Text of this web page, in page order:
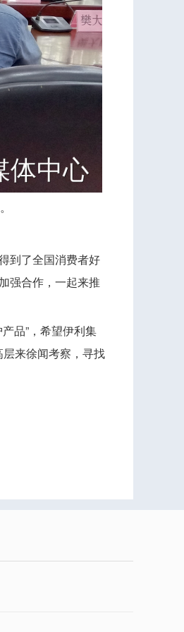
到了全国消费者好
强合作，一起来推
品”，希望伊利集
来徐闻考察，寻找